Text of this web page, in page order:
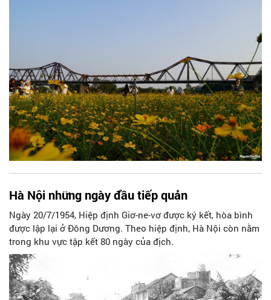
Đoàn Thanh niên và những người dân sinh sống tại phường
Hà Nội những ngày đầu tiếp quản
Ngày 20/7/1954, Hiệp định Giơ-ne-vơ được ký kết, hòa bình
được lập lại ở Đông Dương. Theo hiệp định, Hà Nội còn nằm
trong khu vực tập kết 80 ngày của địch.